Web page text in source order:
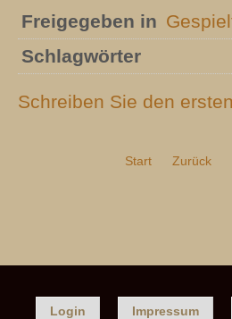
Freigegeben in
Schlagwörter
Schreiben Sie den
Start Zurück
Login Impressum